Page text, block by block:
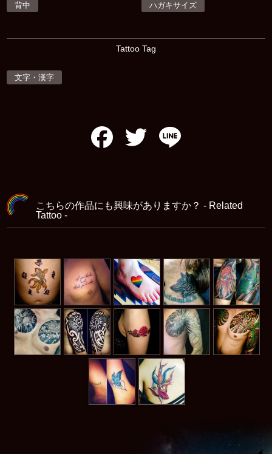
背中 ハガキサイズ
Tattoo Tag
文字・漢字
FacebookTwitter
こちらの作品にも興味がありますか？ - Related
Tattoo -